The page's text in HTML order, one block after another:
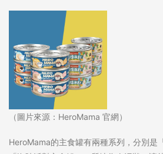
（圖片來源：HeroMama 官網）
HeroMama的主食罐有兩種系列，分別是